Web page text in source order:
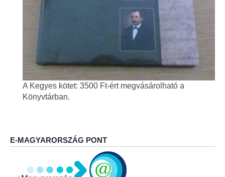
Központi orvosi ügyelet
Alapszolgáltatási Központ
Kultúra
IKSZT - Integrált Közösségi és Szolgáltató Tér
Könyvtár
Rákóczi Mozi
A Kegyes kötet: 3500 Ft-ért megvásárolható a
Könyvtárban.
E-MAGYARORSZÁG PONT